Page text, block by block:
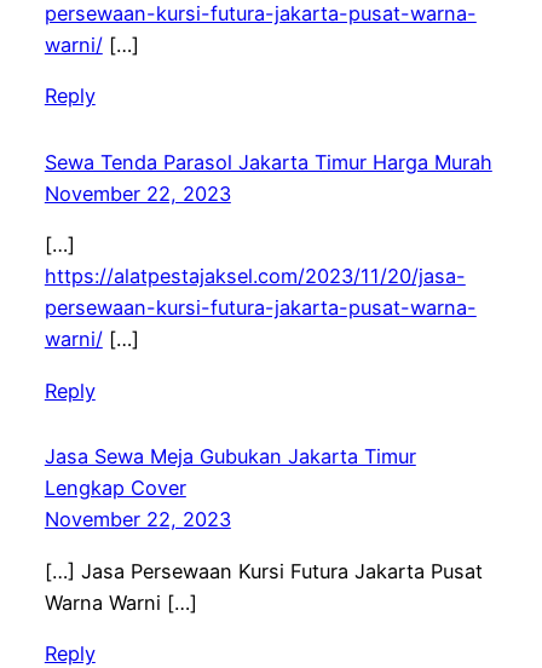
persewaan-kursi-futura-jakarta-pusat-warna-
warni/[…]
Reply
Sewa Tenda Parasol Jakarta Timur Harga Murah
November 22, 2023
[…]
https://alatpestajaksel.com/2023/11/20/jasa-
persewaan-kursi-futura-jakarta-pusat-warna-
warni/[…]
Reply
Jasa Sewa Meja Gubukan Jakarta Timur
Lengkap Cover
November 22, 2023
[…] Jasa Persewaan Kursi Futura Jakarta Pusat
Warna Warni […]
Reply